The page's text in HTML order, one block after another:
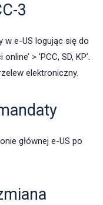
3
w e-US logując się do
> 'PCC, SD, KP’.
elektroniczny.
głównej e-US po